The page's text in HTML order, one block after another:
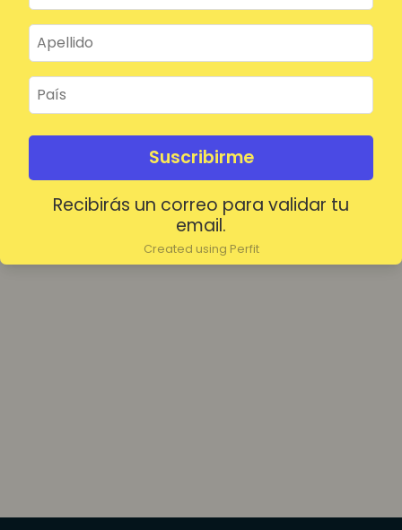
Suscribirme
Recibirás un correo para validar tu
email.
Created using Perfit
Mantenerme conectado
Acceder